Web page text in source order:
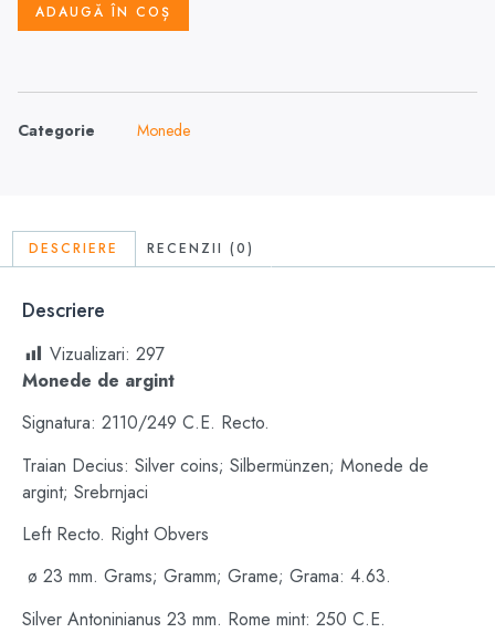
ADAUGĂ ÎN COȘ
Categorie Monede
DESCRIERE RECENZII (0)
Descriere
Vizualizari: 297
Monede de argint
Signatura: 2110/249 C.E. Recto.
Traian Decius: Silver coins; Silbermünzen; Monede de
argint; Srebrnjaci
Left Recto. Right Obvers
ø 23 mm. Grams; Gramm; Grame; Grama: 4.63.
Silver Antoninianus 23 mm. Rome mint: 250 C.E.